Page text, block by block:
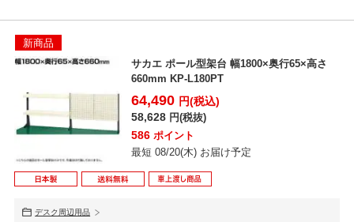
新商品
サカエ ポール型架台 幅1800×奥行65×高さ
660mm KP-L180PT
64,490 円(税込)
58,628 円(税抜)
586 ポイント
最短 08/20(木) お届け予定
デスク周辺用品